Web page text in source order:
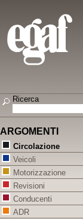
Ricerca
ARGOMENTI
Circolazione
Veicoli
Motorizzazione
Revisioni
Conducenti
ADR